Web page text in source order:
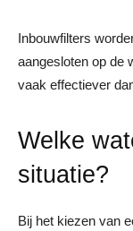
Inbouwfilters
aangesloten op de
vaak effectiever
Welke
situatie?
Bij het kiezen van